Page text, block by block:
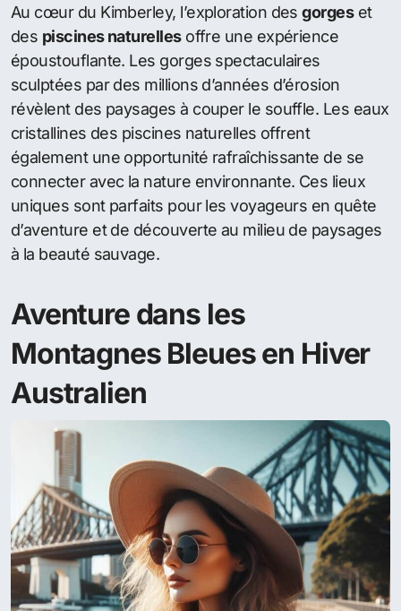
Au cœur du Kimberley, l’exploration desgorgeset
des piscines naturellesoffre une expérience
époustouflante. Les gorges spectaculaires
sculptées par des millions d’années d’érosion
révèlent des paysages à couper le souffle. Les eaux
cristallines des piscines naturelles offrent
également une opportunité rafraîchissante de se
connecter avec la nature environnante. Ces lieux
uniques sont parfaits pour les voyageurs en quête
d’aventure et de découverte au milieu de paysages
à la beauté sauvage.
Aventure dans les
Montagnes Bleues en Hiver
Australien